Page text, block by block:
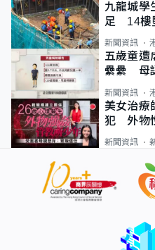
九龍城學
足 14樓
新聞資訊
五歲童遭
纍纍 母
類案最惡
新聞資訊
美女治療
犯 外物
要保護其
新聞資訊